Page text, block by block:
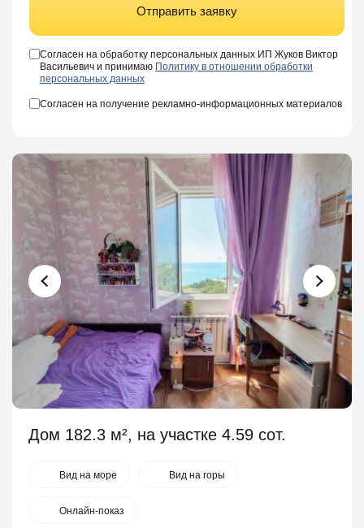
Отправить заявку
Согласен на обработку персональных данных ИП Жуков Виктор
Васильевич и принимаю Политику в отношении обработки
персональных данных
Согласен на получение рекламно-информационных материалов
Дом 182.3 м², на участке 4.59 сот.
Вид на море Вид на горы
Онлайн-показ